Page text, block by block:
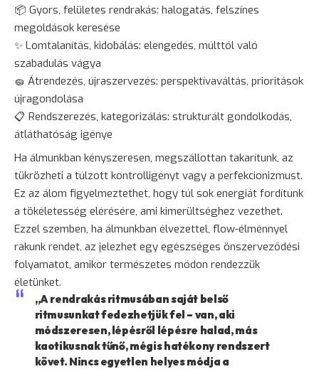
📦 Gyors, felületes rendrakás: halogatás, felszínes
megoldások keresése
✨ Lomtalanítás, kidobálás: elengedés, múlttól való
szabadulás vágya
🧽 Átrendezés, újraszervezés: perspektívaváltás, prioritások
újragondolása
📋 Rendszerezés, kategorizálás: strukturált gondolkodás,
átláthatóság igénye
Ha álmunkban kényszeresen, megszállottan takarítunk, az
tükrözheti a túlzott kontrolligényt vagy a perfekcionizmust.
Ez az álom figyelmeztethet, hogy túl sok energiát fordítunk
a tökéletesség elérésére, ami kimerültséghez vezethet.
Ezzel szemben, ha álmunkban élvezettel, flow-élménnyel
rakunk rendet, az jelezhet egy egészséges önszerveződési
folyamatot, amikor természetes módon rendezzük
életünket.
„A rendrakás ritmusában saját belső
ritmusunkat fedezhetjük fel – van, aki
módszeresen, lépésről lépésre halad, más
kaotikusnak tűnő, mégis hatékony rendszert
követ. Nincs egyetlen helyes módja a